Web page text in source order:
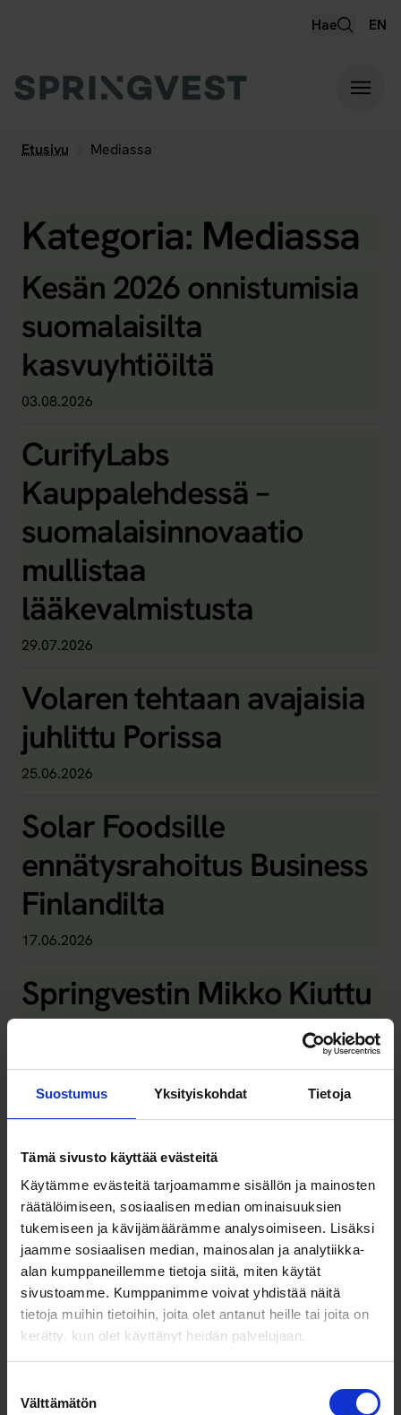
Suostumus Yksityiskohdat Tietoja
Tämä sivusto käyttää evästeitä
Käytämme evästeitä tarjoamamme sisällön ja mainosten
räätälöimiseen, sosiaalisen median ominaisuuksien
tukemiseen ja kävijämäärämme analysoimiseen. Lisäksi
jaamme sosiaalisen median, mainosalan ja analytiikka-
alan kumppaneillemme tietoja siitä, miten käytät
sivustoamme. Kumppanimme voivat yhdistää näitä
tietoja muihin tietoihin, joita olet antanut heille tai joita on
kerätty, kun olet käyttänyt heidän palvelujaan.
valinta
Välttämätön
Hae EN
Etusivu Mediassa
Kategoria: Mediassa
Kesän 2026 onnistumisia
suomalaisilta
kasvuyhtiöiltä
03.08.2026
CurifyLabs
Kauppalehdessä –
suomalaisinnovaatio
mullistaa
lääkevalmistusta
29.07.2026
Volaren tehtaan avajaisia
juhlittu Porissa
25.06.2026
Solar Foodsille
ennätysrahoitus Business
Finlandilta
17.06.2026
Springvestin Mikko Kiuttu
Kauppalehdessä:
osakesäästötili
koskemaan myös
listaamattomia osakkeita
03.06.2026
QuantrolOx
Kauppalehdessä:
suomalaisyritys ratkaisee
kvanttialan Graalin
maljan kilpailijoita